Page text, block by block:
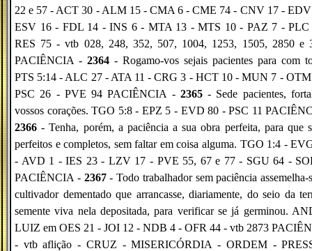
22 e 57 - ACT 30 - ALM 15 - CMA 6 - CME 74 - CNV 17 -
ESV 16 - FDL 14 - INS 6 - MTA 13 - MTS 10 - PAZ 7 - PLC
RES 75 - vtb 028, 248, 352, 507, 1004, 1253, 1505, 2850 e
PACIÊNCIA - 2364 - Rogamo-vos sejais pacientes para com
PTS 5:14 - ALC 27 - ATA 11 - CRG 3 - HCT 10 - MUN 7 -
PSC 26 - PVE 94 PACIÊNCIA - 2365- Sede pacientes,
vossos corações. TGO 5:8 - EPZ 5 - EVD 80 - PSC 11
2366 - Tenha, porém, a paciência a sua obra perfeita, para que
perfeitos e completos, sem faltar em coisa alguma. TGO 1:4 -
- AVD 1 - IES 23 - LZV 17 - PVE 55, 67 e 77 - SGU 64 -
PACIÊNCIA - 2367- Todo trabalhador sem paciência assemelha-
cultivador dementado que arrancasse, diariamente, do seio da
semente viva nela depositada, para verificar se já germinou.
LUIZ em OES 21 - JOI 12 - NDB 4 - OFR 44 - vtb 2873
- vtb aflição - CRUZ - MISERICÓRDIA - ORDEM -